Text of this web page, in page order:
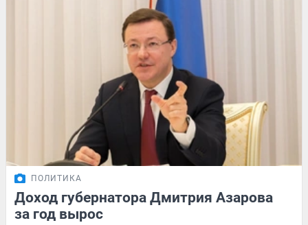
ПОЛИТИКА
Доход губернатора Дмитрия Азарова
за год вырос